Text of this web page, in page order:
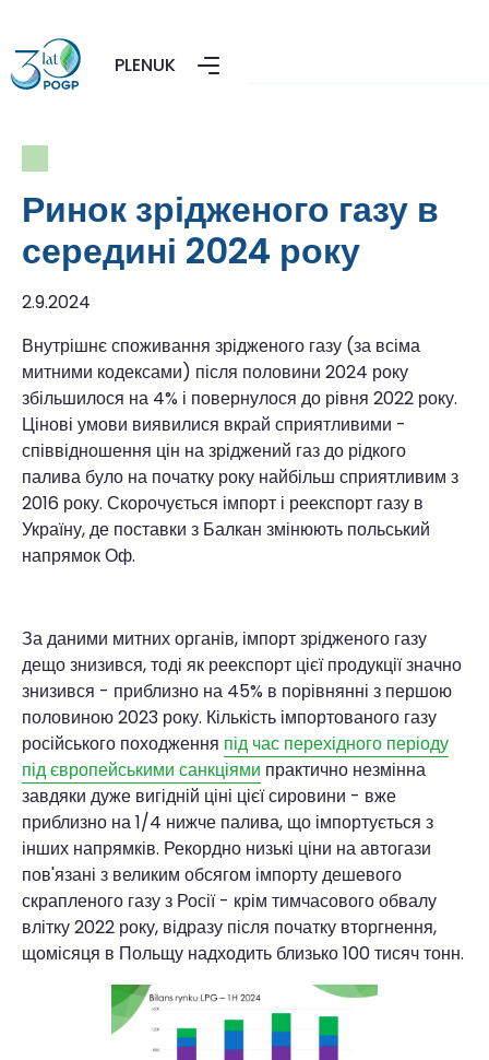
PLENUK
Ринок зрідженого газу в
середині 2024 року
2.9.2024
Внутрішнє споживання зрідженого газу (за всіма
митними кодексами) після половини 2024 року
збільшилося на 4% і повернулося до рівня 2022 року.
Цінові умови виявилися вкрай сприятливими -
співвідношення цін на зріджений газ до рідкого
палива було на початку року найбільш сприятливим з
2016 року. Скорочується імпорт і реекспорт газу в
Україну, де поставки з Балкан змінюють польський
напрямок Оф.
За даними митних органів, імпорт зрідженого газу
дещо знизився, тоді як реекспорт цієї продукції значно
знизився - приблизно на 45% в порівнянні з першою
половиною 2023 року. Кількість імпортованого газу
російського походження під час перехідного періоду
під європейськими санкціями практично незмінна
завдяки дуже вигідній ціні цієї сировини - вже
приблизно на 1/4 нижче палива, що імпортується з
інших напрямків. Рекордно низькі ціни на автогази
пов'язані з великим обсягом імпорту дешевого
скрапленого газу з Росії - крім тимчасового обвалу
влітку 2022 року, відразу після початку вторгнення,
щомісяця в Польщу надходить близько 100 тисяч тонн.